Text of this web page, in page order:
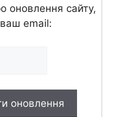
оновлення сайту,
ваш email: